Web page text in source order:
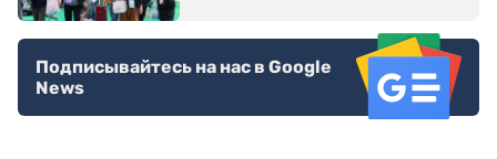
Подписывайтесь на нас в Google
News